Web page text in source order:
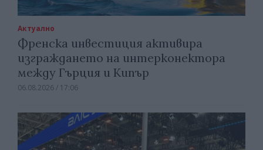
Актуално
Френска инвестиция активира
изграждането на интерконектора
между Гърция и Кипър
06.08.2026 / 17:06